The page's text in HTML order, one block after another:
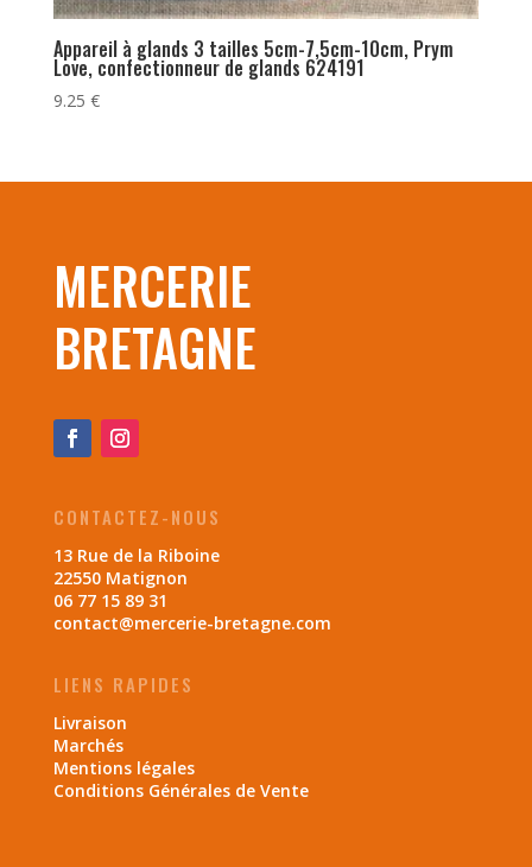
Appareil à glands 3 tailles 5cm-7,5cm-10cm, Prym
Love, confectionneur de glands 624191
9.25 €
MERCERIE
BRETAGNE
CONTACTEZ-NOUS
13 Rue de la Riboine
22550 Matignon
06 77 15 89 31
contact@mercerie-bretagne.com
LIENS RAPIDES
Livraison
Marchés
Mentions légales
Conditions Générales de Vente